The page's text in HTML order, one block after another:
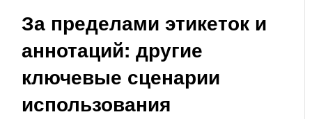
За пределами этикеток и
аннотаций: другие
ключевые сценарии
использования